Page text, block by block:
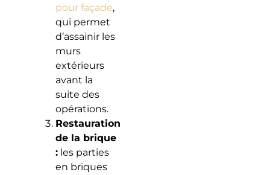
pour façade,
qui permet
d’assainir les
murs
extérieurs
avant la
suite des
opérations.
Restauration
de la brique
:les parties
en briques